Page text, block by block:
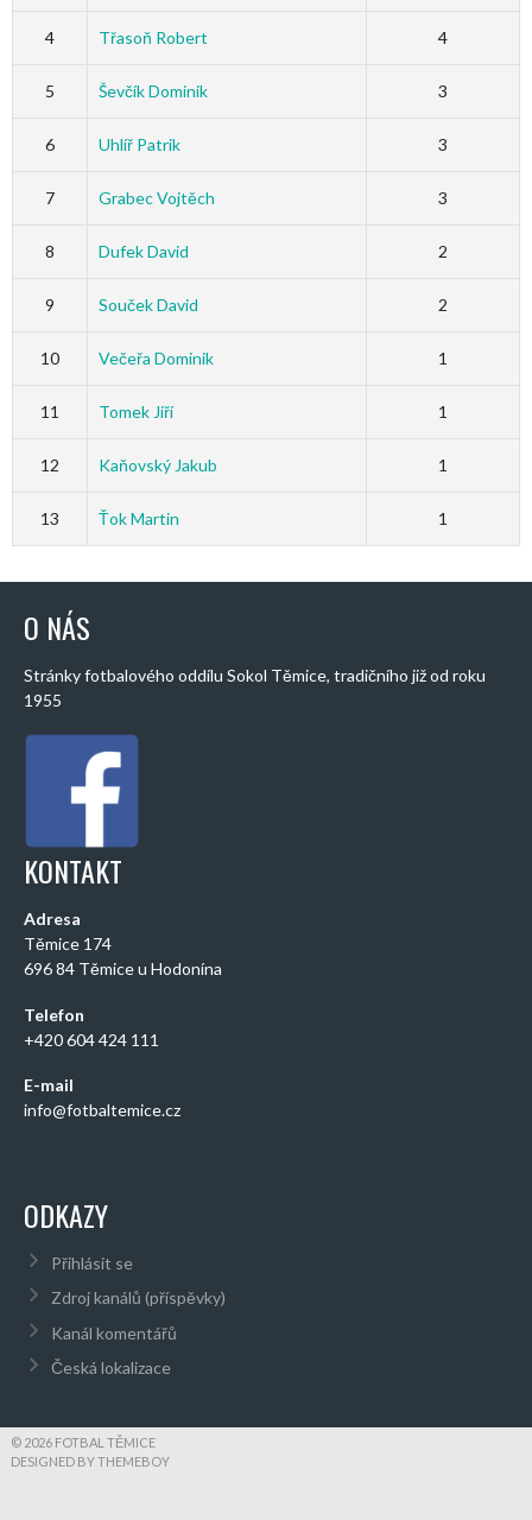
4 Třasoň Robert 4
5 Ševčík Dominik 3
6 Uhlíř Patrik 3
7 Grabec Vojtěch 3
8 Dufek David 2
9 Souček David 2
10 Večeřa Dominik 1
11 Tomek Jiří 1
12 Kaňovský Jakub 1
13 Ťok Martin 1
O NÁS
Stránky fotbalového oddílu Sokol Těmice, tradičního již od roku
1955
KONTAKT
Adresa
Těmice 174
696 84 Těmice u Hodonína
Telefon
+420 604 424 111
E-mail
info@fotbaltemice.cz
ODKAZY
Přihlásit se
Zdroj kanálů (příspěvky)
Kanál komentářů
Česká lokalizace
© 2026 FOTBAL TĚMICE
DESIGNED BY THEMEBOY